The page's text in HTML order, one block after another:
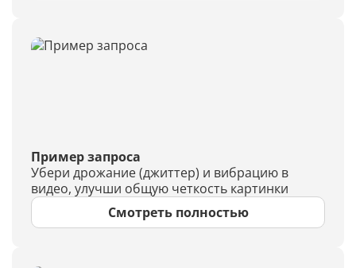
Пример запроса
Убери дрожание (джиттер) и вибрацию в
видео, улучши общую четкость картинки
Смотреть полностью